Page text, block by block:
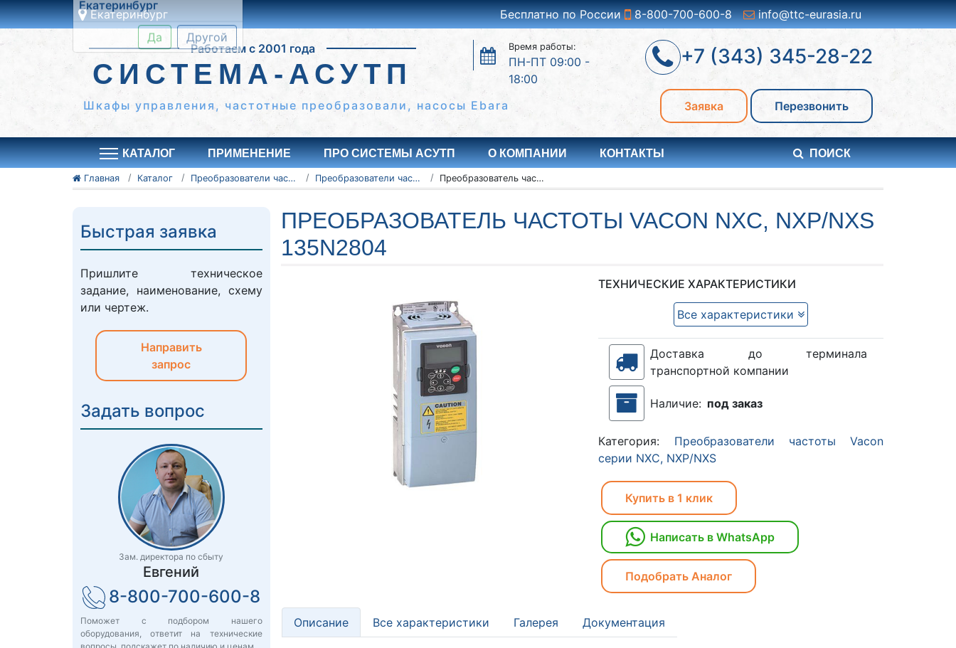
Екатеринбург
Это ближайши к вам
город:
Екатеринбург
Другой
Бесплатно по России 8-800-700-600-8 info@ttc-eurasia.ru
Работаем с 2001 года
СИСТЕМА-АСУТП
Время работы:
ПН-ПТ 09:00 -
18:00
Шкафы управления, частотные преобразовали, насосы Ebara
+7 (343) 345-28-22
Заявка Перезвонить
КАТАЛОГ ПРИМЕНЕНИЕ ПРО СИСТЕМЫ АСУТП О КОМПАНИИ КОНТАКТЫ ПОИСК
Главная Каталог Преобразователи частоты Vacon Преобразователи частоты Vacon серии NXC, NXP/NXS Преобразователь частоты Vacon NXC, NXP/NXS 135N2804
ПРЕОБРАЗОВАТЕЛЬ ЧАСТОТЫ VACON NXC, NXP/NXS
135N2804
ТЕХНИЧЕСКИЕ ХАРАКТЕРИСТИКИ
Все характеристики
Доставка до терминала
транспортной компании
Наличие: под заказ
Категория: Преобразователи частоты Vacon
серии NXC, NXP/NXS
Купить в 1 клик
Написать в WhatsApp
Подобрать Аналог
Описание Все характеристики Галерея Документация
Быстрая заявка
Пришлите техническое
задание, наименование, схему
или чертеж.
Направить
запрос
Задать вопрос
Зам. директора по сбыту
Евгений
8-800-700-600-8
Поможет с подбором нашего
оборудования, ответит на технические